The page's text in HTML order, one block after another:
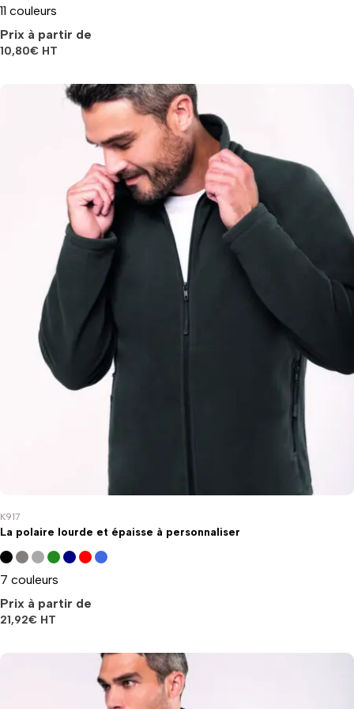
11 couleurs
Prix à partir de
10,80€ HT
K917
La polaire lourde et épaisse à personnaliser
7 couleurs
Prix à partir de
21,92€ HT